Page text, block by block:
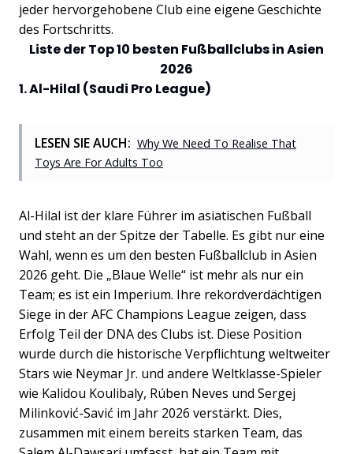
jeder hervorgehobene Club eine eigene Geschichte
des Fortschritts.
Liste der Top 10 besten Fußballclubs in Asien
2026
1. Al-Hilal (Saudi Pro League)
LESEN SIE AUCH: Why We Need To Realise That
Toys Are For Adults Too
Al-Hilal ist der klare Führer im asiatischen Fußball
und steht an der Spitze der Tabelle. Es gibt nur eine
Wahl, wenn es um den besten Fußballclub in Asien
2026 geht. Die „Blaue Welle“ ist mehr als nur ein
Team; es ist ein Imperium. Ihre rekordverdächtigen
Siege in der AFC Champions League zeigen, dass
Erfolg Teil der DNA des Clubs ist. Diese Position
wurde durch die historische Verpflichtung weltweiter
Stars wie Neymar Jr. und andere Weltklasse-Spieler
wie Kalidou Koulibaly, Rúben Neves und Sergej
Milinković-Savić im Jahr 2026 verstärkt. Dies,
zusammen mit einem bereits starken Team, das